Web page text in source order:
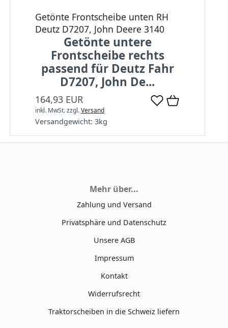
Getönte Frontscheibe unten RH
Deutz D7207, John Deere 3140
Getönte untere
Frontscheibe rechts
passend für Deutz Fahr
D7207, John De...
164,93 EUR
inkl. MwSt.zzgl.Versand
Versandgewicht: 3kg
Mehr über...
Zahlung und Versand
Privatsphäre und Datenschutz
Unsere AGB
Impressum
Kontakt
Widerrufsrecht
Traktorscheiben in die Schweiz liefern